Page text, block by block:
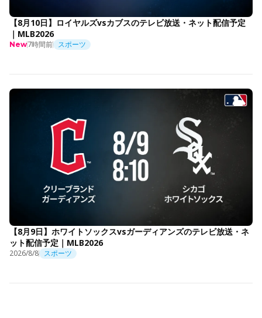
【8月10日】ロイヤルズvsカブスのテレビ放送・ネット配信予定
｜MLB2026
New7時間前 スポーツ
【8月9日】ホワイトソックスvsガーディアンズのテレビ放送・ネ
ット配信予定｜MLB2026
2026/8/8 スポーツ